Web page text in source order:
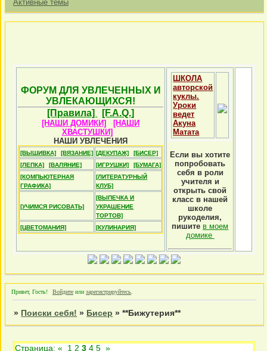
Активные темы
ФОРУМ ДЛЯ УВЛЕЧЕННЫХ И
УВЛЕКАЮЩИХСЯ!
[Правила]
[F.A.Q.]
[НАШИ ДОМИКИ]
[НАШИ
ХВАСТУШКИ]
НАШИ УВЛЕЧЕНИЯ
[ВЫШИВКА] [ВЯЗАНИЕ] [ДЕКУПАЖ]
[БИСЕР]
[ЛЕПКА]
[ВАЛЯНИЕ] [ИГРУШКИ]
[БУМАГА]
[КОМПЬЮТЕРНАЯ
ГРАФИКА]
[ЛИТЕРАТУРНЫЙ
КЛУБ]
[УЧИМСЯ РИСОВАТЬ]
[ВЫПЕЧКА И
УКРАШЕНИЕ
ТОРТОВ]
[ЦВЕТОМАНИЯ]
[КУЛИНАРИЯ]
ШКОЛА
авторской
куклы.
Уроки
ведет
Акуна
Матата
Если вы хотите
попробовать
себя в роли
учителя и
открыть свой
класс в нашей
школе
рукоделия,
пишите в моем
домике
Привет, Гость! Войдите или зарегистрируйтесь
» Поиски себя! » Бисер »**Бижутерия**
Страница:« 1 2 3 4 5 »